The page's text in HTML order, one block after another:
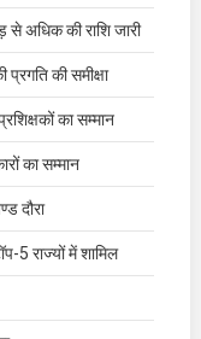
से अधिक की राशि जारी
प्रगति की समीक्षा
का सम्मान
का सम्मान
दौरा
5 राज्यों में शामिल